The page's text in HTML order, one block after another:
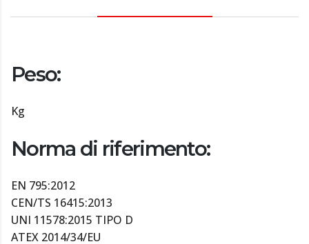
Peso:
Kg
Norma di riferimento:
EN 795:2012
CEN/TS 16415:2013
UNI 11578:2015 TIPO D
ATEX 2014/34/EU